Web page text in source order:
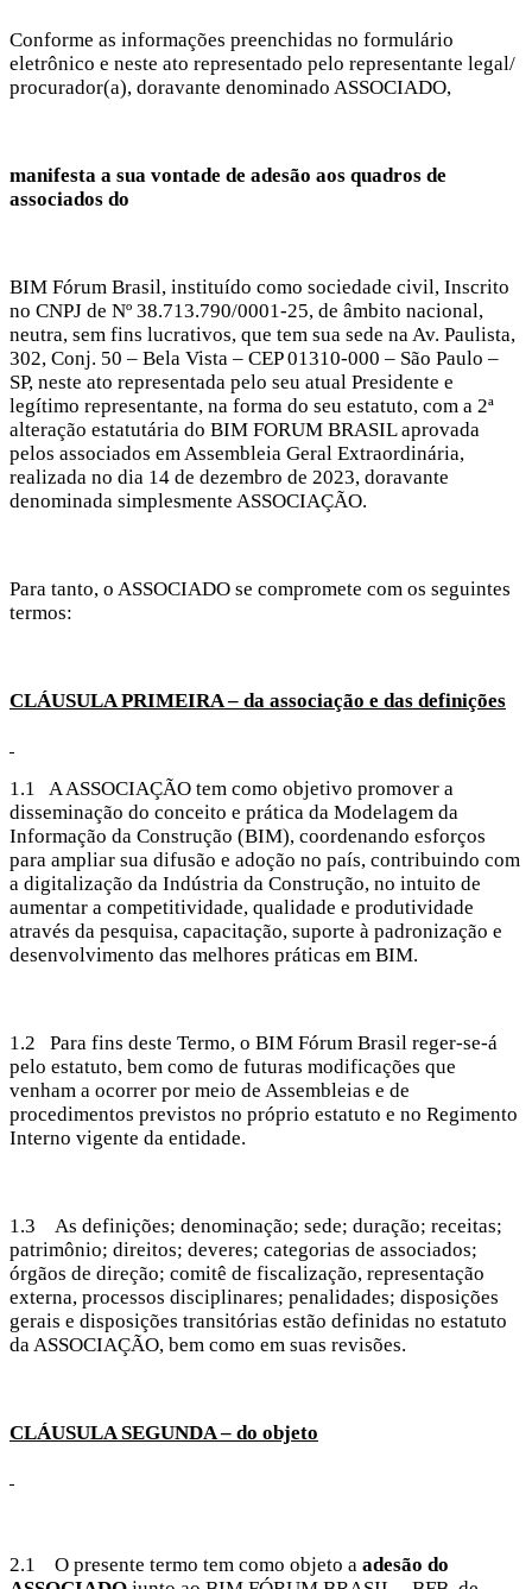
Conforme as informações preenchidas no formulário
eletrônico e neste ato representado pelo representante legal/
procurador(a), doravante denominado ASSOCIADO,
manifesta a sua vontade de adesão aos quadros de
associados do
BIM Fórum Brasil, instituído como sociedade civil, Inscrito
no CNPJ de Nº 38.713.790/0001-25, de âmbito nacional,
neutra, sem fins lucrativos, que tem sua sede na Av. Paulista,
302, Conj. 50 – Bela Vista – CEP 01310-000 – São Paulo –
SP, neste ato representada pelo seu atual Presidente e
legítimo representante, na forma do seu estatuto, com a 2ª
alteração estatutária do BIM FORUM BRASIL aprovada
pelos associados em Assembleia Geral Extraordinária,
realizada no dia 14 de dezembro de 2023, doravante
denominada simplesmente ASSOCIAÇÃO.
Para tanto, o ASSOCIADO se compromete com os seguintes
termos:
CLÁUSULA PRIMEIRA – da associação e das definições
1.1 A ASSOCIAÇÃO tem como objetivo promover a
disseminação do conceito e prática da Modelagem da
Informação da Construção (BIM), coordenando esforços
para ampliar sua difusão e adoção no país, contribuindo com
a digitalização da Indústria da Construção, no intuito de
aumentar a competitividade, qualidade e produtividade
através da pesquisa, capacitação, suporte à padronização e
desenvolvimento das melhores práticas em BIM.
1.2 Para fins deste Termo, o BIM Fórum Brasil reger-se-á
pelo estatuto, bem como de futuras modificações que
venham a ocorrer por meio de Assembleias e de
procedimentos previstos no próprio estatuto e no Regimento
Interno vigente da entidade.
1.3 As definições; denominação; sede; duração; receitas;
patrimônio; direitos; deveres; categorias de associados;
órgãos de direção; comitê de fiscalização, representação
externa, processos disciplinares; penalidades; disposições
gerais e disposições transitórias estão definidas no estatuto
da ASSOCIAÇÃO, bem como em suas revisões.
CLÁUSULA SEGUNDA – do objeto
2.1 O presente termo tem como objeto a adesão do